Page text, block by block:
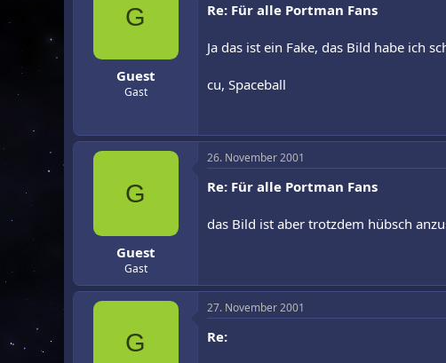
G
Guest
Gast
Re: Für alle Portman Fans
Ja das ist ein Fake, das Bild habe ich
cu, Spaceball
G
Guest
Gast
26. November 2001
Re: Für alle Portman Fans
das Bild ist aber trotzdem hübsch
G
27. November 2001
Re: